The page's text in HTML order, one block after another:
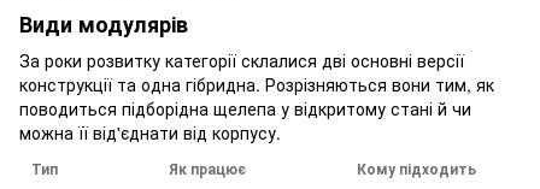
Види модулярів
За роки розвитку категорії склалися дві основні версії
конструкції та одна гібридна. Розрізняються вони тим, як
поводиться підборідна щелепа у відкритому стані й чи
можна її від'єднати від корпусу.
Тип Як працює Кому підходить